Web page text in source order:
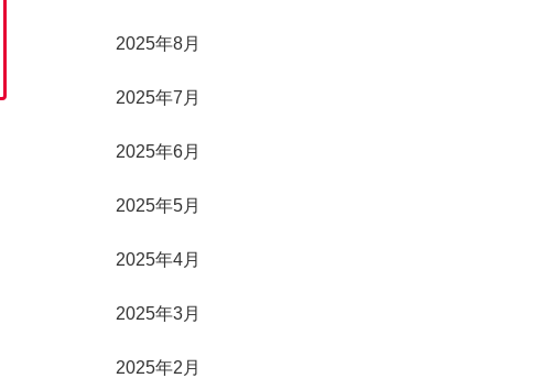
2025年8月
2025年7月
2025年6月
2025年5月
2025年4月
2025年3月
2025年2月